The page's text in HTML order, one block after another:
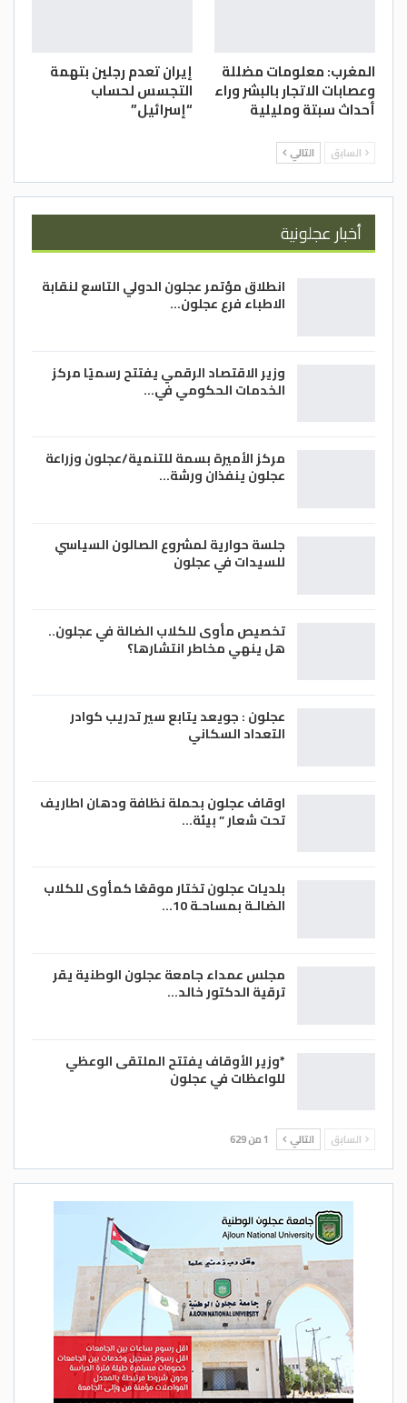
المغرب: معلومات مضللة
وعصابات الاتجار بالبشر وراء
أحداث سبتة ومليلية
إيران تعدم رجلين بتهمة
التجسس لحساب
“إسرائيل”
السابق التالي
أخبار عجلونية
انطلاق مؤتمر عجلون الدولي التاسع لنقابة
الاطباء فرع عجلون…
وزير الاقتصاد الرقمي يفتتح رسميًا مركز
الخدمات الحكومي في…
مركز الأميرة بسمة للتنمية/عجلون وزراعة
عجلون ينفذان ورشة…
جلسة حوارية لمشروع الصالون السياسي
للسيدات في عجلون
تخصيص مأوى للكلاب الضالة في عجلون..
هل ينهي مخاطر انتشارها؟
عجلون : جويعد يتابع سير تدريب كوادر
التعداد السكاني
اوقاف عجلون بحملة نظافة ودهان اطاريف
تحت شعار ” بيئة…
بلديات عجلون تختار موقعًا كمأوى للكلاب
الضالـة بمساحـة 10…
مجلس عمداء جامعة عجلون الوطنية يقر
ترقية الدكتور خالد…
*وزير الأوقاف يفتتح الملتقى الوعظي
للواعظات في عجلون
السابق التالي 1 من 629